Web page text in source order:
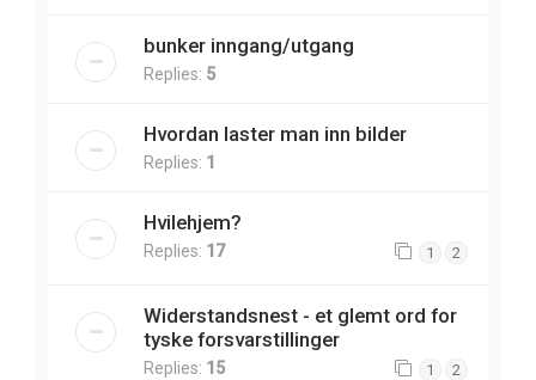
bunker inngang/utgang
Replies: 5
Hvordan laster man inn bilder
Replies: 1
Hvilehjem?
Replies: 17 1 2
Widerstandsnest - et glemt ord for
tyske forsvarstillinger
Replies: 15 1 2